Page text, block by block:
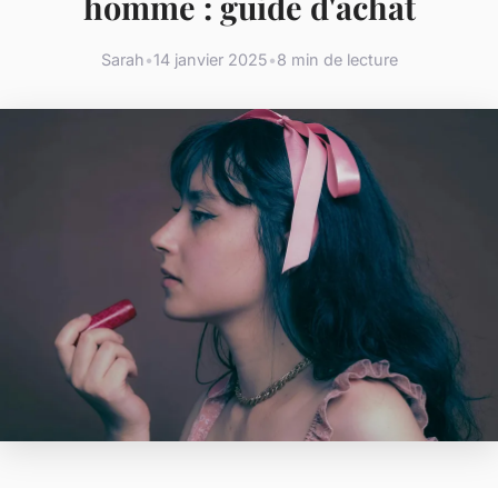
Sarah•14 janvier 2025•8 min de lecture